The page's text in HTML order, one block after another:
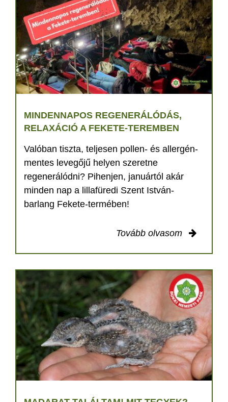
MINDENNAPOS REGENERÁLÓDÁS,
RELAXÁCIÓ A FEKETE-TEREMBEN
Valóban tiszta, teljesen pollen- és allergén-
mentes levegőjű helyen szeretne
regenerálódni? Pihenjen, januártól akár
minden nap a lillafüredi Szent István-
barlang Fekete-termében!
Tovább olvasom